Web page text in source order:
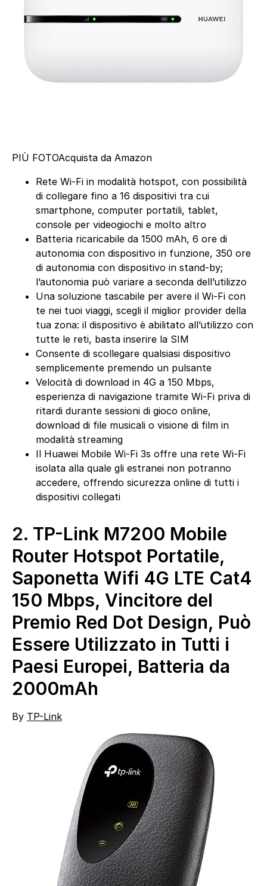
PIÙ FOTOAcquista da Amazon
Rete Wi-Fi in modalità hotspot, con possibilità
di collegare fino a 16 dispositivi tra cui
smartphone, computer portatili, tablet,
console per videogiochi e molto altro
Batteria ricaricabile da 1500 mAh, 6 ore di
autonomia con dispositivo in funzione, 350 ore
di autonomia con dispositivo in stand-by;
l’autonomia può variare a seconda dell’utilizzo
Una soluzione tascabile per avere il Wi-Fi con
te nei tuoi viaggi, scegli il miglior provider della
tua zona: il dispositivo è abilitato all’utilizzo con
tutte le reti, basta inserire la SIM
Consente di scollegare qualsiasi dispositivo
semplicemente premendo un pulsante
Velocità di download in 4G a 150 Mbps,
esperienza di navigazione tramite Wi-Fi priva di
ritardi durante sessioni di gioco online,
download di file musicali o visione di film in
modalità streaming
Il Huawei Mobile Wi-Fi 3s offre una rete Wi-Fi
isolata alla quale gli estranei non potranno
accedere, offrendo sicurezza online di tutti i
dispositivi collegati
2. TP-Link M7200 Mobile
Router Hotspot Portatile,
Saponetta Wifi 4G LTE Cat4
150 Mbps, Vincitore del
Premio Red Dot Design, Può
Essere Utilizzato in Tutti i
Paesi Europei, Batteria da
2000mAh
By TP-Link